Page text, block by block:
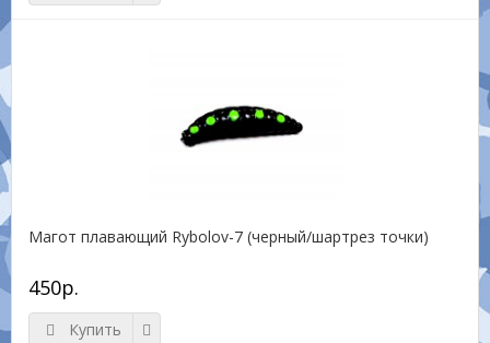
Магот плавающий Rybolov-7 (черный/шартрез точки)
450р.
Купить